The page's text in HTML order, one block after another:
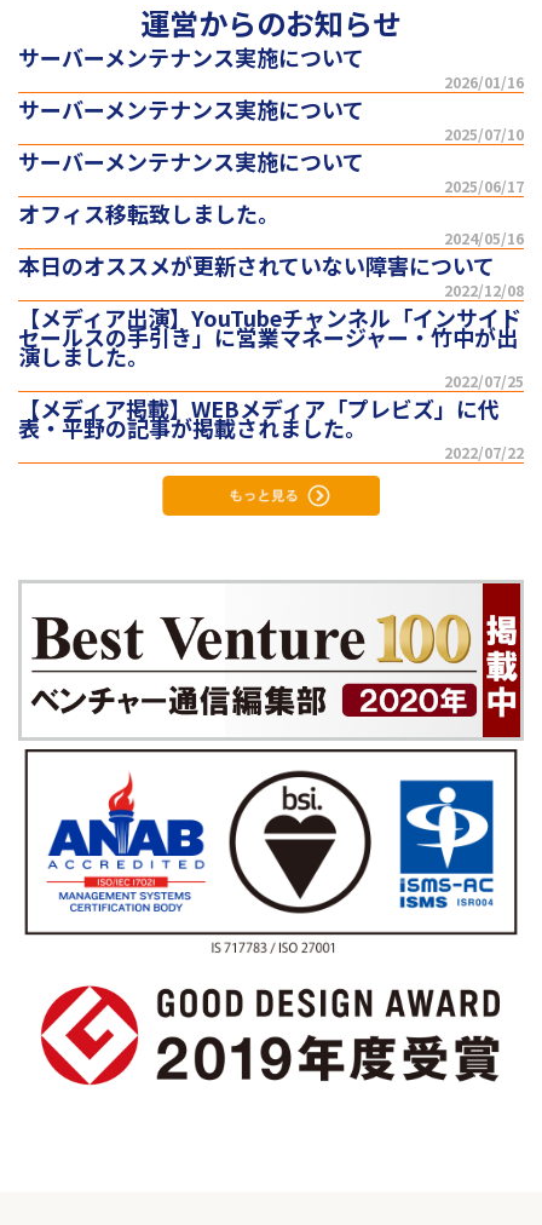
運営からのお知らせ
サーバーメンテナンス実施について
2026/01/16
サーバーメンテナンス実施について
2025/07/10
サーバーメンテナンス実施について
2025/06/17
オフィス移転致しました。
2024/05/16
本日のオススメが更新されていない障害について
2022/12/08
【メディア出演】YouTubeチャンネル「インサイド
セールスの手引き」に営業マネージャー・竹中が出
演しました。
2022/07/25
【メディア掲載】WEBメディア「プレビズ」に代
表・平野の記事が掲載されました。
2022/07/22